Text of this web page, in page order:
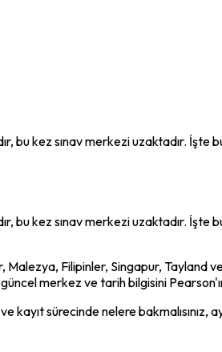
bu kez sınav merkezi uzaktadır. İşte
bu kez sınav merkezi uzaktadır. İşte
Filipinler, Singapur,
merkez ve tarih bilgisini
sürecinde nelere bakmalısınız,